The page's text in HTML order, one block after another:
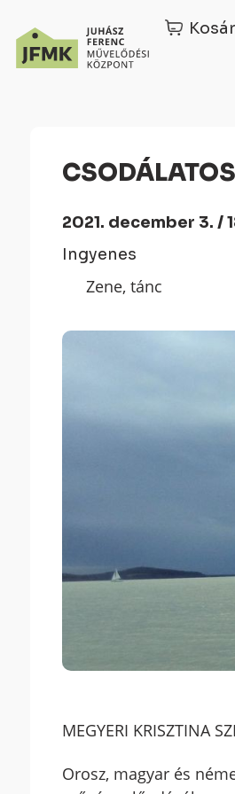
Kosár
2021. december 3. /
Ingyenes
Zene, tánc
MEGYERI KRISZTINA
Orosz, magyar és